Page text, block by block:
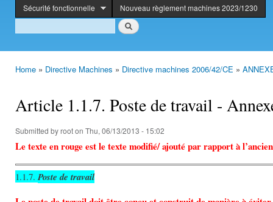
Sécurité fonctionnelle
Nouveau règlement machines 2023/1230
Search
Search
Home » Directive Machines » Directive machines 2006/42/CE »
Article 1.1.7. Poste de travail -
Submitted byrooton Thu, 06/13/2013 - 15:02
Le texte en rouge est le texte modifié/ ajouté par rapport à
1.1.7.Poste de travail